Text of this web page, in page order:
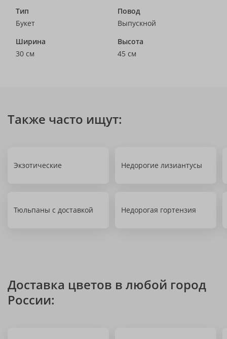
Тип
Букет
Повод
Выпускной
Ширина
30 см
Высота
45 см
Также часто ищут:
Экзотические Недорогие лизиантусы
Тюльпаны с доставкой Недорогая гортензия
Доставка цветов в любой город
России: